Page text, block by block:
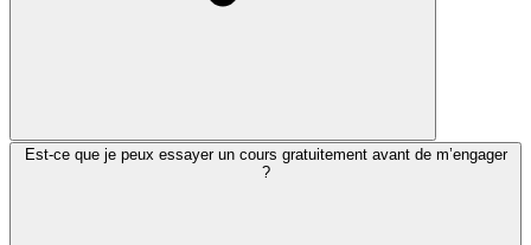
Est-ce que je peux essayer un cours gratuitement avant de m’engager
?